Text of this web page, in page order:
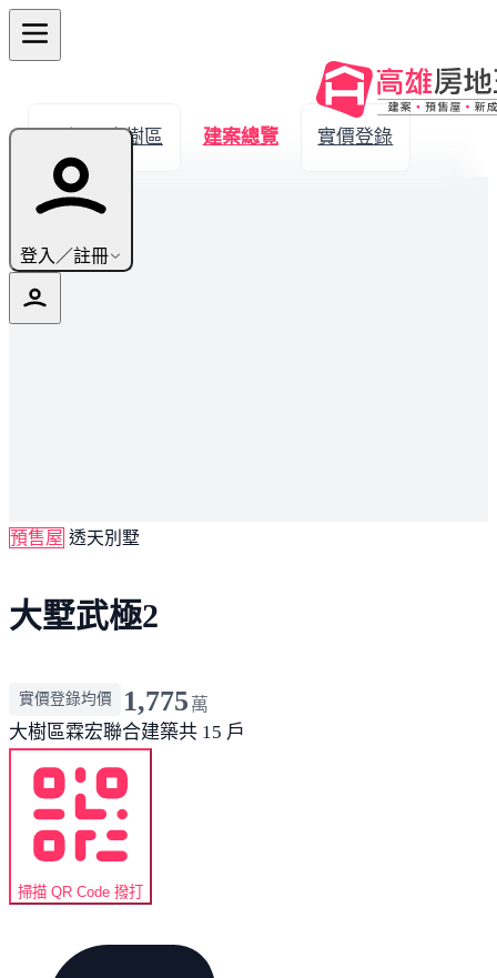
登入／註冊
← 返回大樹區 建案總覽 實價登錄
預售屋 透天別墅
大墅武極2
實價登錄均價 1,775 萬
大樹區霖宏聯合建築共 15 戶
掃描 QR Code 撥打